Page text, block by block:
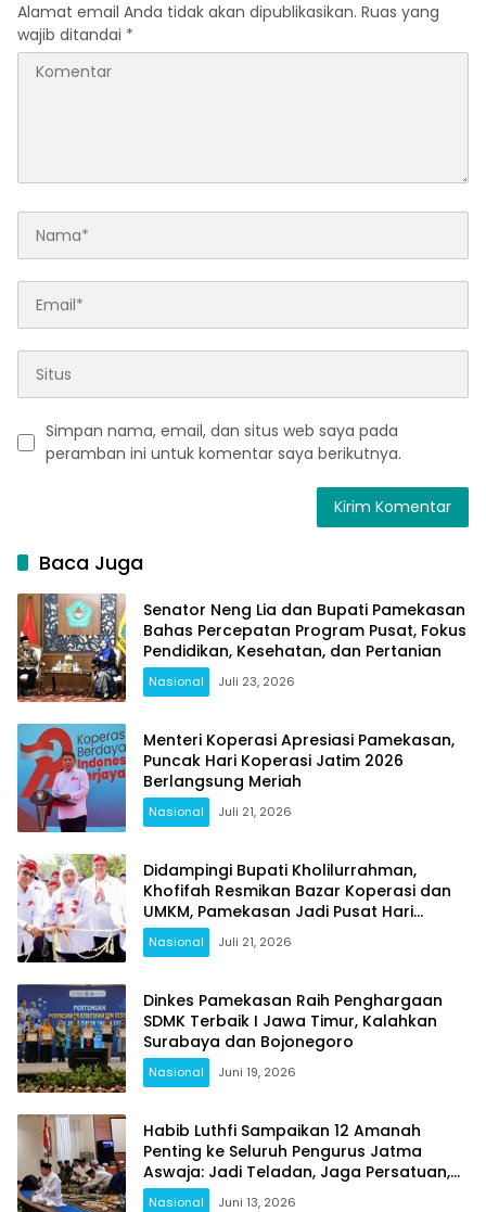
Alamat email Anda tidak akan dipublikasikan. Ruas yang
wajib ditandai *
Simpan nama, email, dan situs web saya pada
peramban ini untuk komentar saya berikutnya.
Baca Juga
Senator Neng Lia dan Bupati Pamekasan
Bahas Percepatan Program Pusat, Fokus
Pendidikan, Kesehatan, dan Pertanian
Nasional Juli 23, 2026
Menteri Koperasi Apresiasi Pamekasan,
Puncak Hari Koperasi Jatim 2026
Berlangsung Meriah
Nasional Juli 21, 2026
Didampingi Bupati Kholilurrahman,
Khofifah Resmikan Bazar Koperasi dan
UMKM, Pamekasan Jadi Pusat Hari
Koperasi Jatim 2026
Nasional Juli 21, 2026
Dinkes Pamekasan Raih Penghargaan
SDMK Terbaik I Jawa Timur, Kalahkan
Surabaya dan Bojonegoro
Nasional Juni 19, 2026
Habib Luthfi Sampaikan 12 Amanah
Penting ke Seluruh Pengurus Jatma
Aswaja: Jadi Teladan, Jaga Persatuan,
Jangan Terjebak Fitnah
Nasional Juni 13, 2026